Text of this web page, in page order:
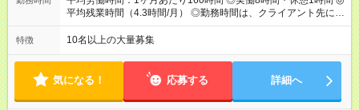
⼀般職（20～31万円）→リーダー（⽉給26～36万円） →係⻑
～58万円） 【試用期間】試用期間あり 試用期間の長さ：6ヶ月
※ 雇用形態と給与に、本採用時と異なる部分があります。 雇用
形態：本採用時と同じです。 給与：月給 224,000円 ～ 330,000
円 上記額にはみなし残業代を含みます。※超過分は全額支給い
たします。 みなし残業代 24,000円 ～ 34,000円／月 みなし残業
時間 15時間／月
平均残業時間（4.3時間/月） ◎勤務時間は、クライアント先に
より異なります。 ※＜シフト例＞ 10:00～19:00／11:00～
20:00 平均労働時間：1ヶ月あたり160時間 ◎実働8時間・休憩1
先に より異なります。 ※＜シフト例＞ 10:00～19:00／11:00
～20:00
特徴 10名以上の大量募集
気になる！ 応募する 詳細へ